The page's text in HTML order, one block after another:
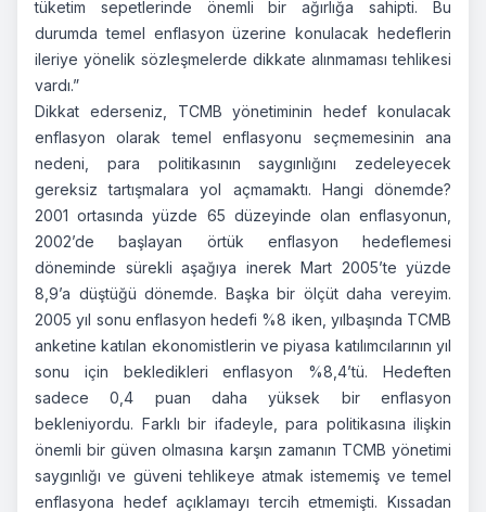
tüketim sepetlerinde önemli bir ağırlığa sahipti. Bu
durumda temel enflasyon üzerine konulacak hedeflerin
ileriye yönelik sözleşmelerde dikkate alınmaması tehlikesi
vardı.”
Dikkat ederseniz, TCMB yönetiminin hedef konulacak
enflasyon olarak temel enflasyonu seçmemesinin ana
nedeni, para politikasının saygınlığını zedeleyecek
gereksiz tartışmalara yol açmamaktı. Hangi dönemde?
2001 ortasında yüzde 65 düzeyinde olan enflasyonun,
2002’de başlayan örtük enflasyon hedeflemesi
döneminde sürekli aşağıya inerek Mart 2005’te yüzde
8,9’a düştüğü dönemde. Başka bir ölçüt daha vereyim.
2005 yıl sonu enflasyon hedefi %8 iken, yılbaşında TCMB
anketine katılan ekonomistlerin ve piyasa katılımcılarının yıl
sonu için bekledikleri enflasyon %8,4’tü. Hedeften
sadece 0,4 puan daha yüksek bir enflasyon
bekleniyordu. Farklı bir ifadeyle, para politikasına ilişkin
önemli bir güven olmasına karşın zamanın TCMB yönetimi
saygınlığı ve güveni tehlikeye atmak istememiş ve temel
enflasyona hedef açıklamayı tercih etmemişti. Kıssadan